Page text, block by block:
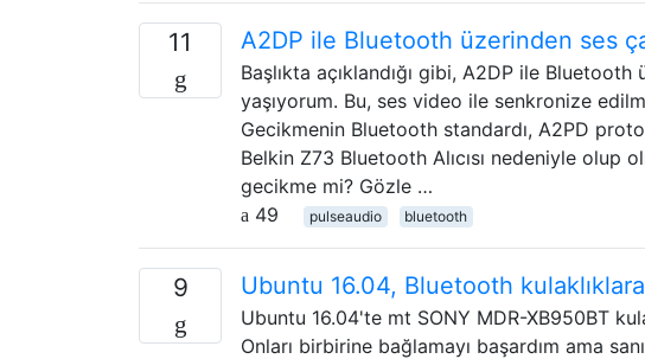
11 A2DP ile Bluetooth üzerinden ses
Başlıkta açıklandığı gibi, A2DP ile
yaşıyorum. Bu, ses video ile senkronize
Gecikmenin Bluetooth standardı, A2PD
Belkin Z73 Bluetooth Alıcısı nedeniyle olup
gecikme mi? Gözle …
49
pulseaudio bluetooth
9 Ubuntu 16.04, Bluetooth kulaklıklara
Ubuntu 16.04'te mt SONY MDR-XB950BT
Onları birbirine bağlamayı başardım ama